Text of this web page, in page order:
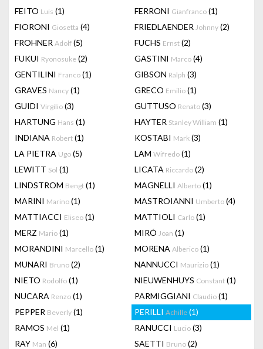
FEITO Luis (1) FERRONI Gianfranco (1)
FIORONI Giosetta (4) FRIEDLAENDER Johnny (2)
FROHNER Adolf (5) FUCHS Ernst (2)
FUKUI Ryonosuke (2) GASTINI Marco (4)
GENTILINI Franco (1) GIBSON Ralph (3)
GRAVES Nancy (1) GRECO Emilio (1)
GUIDI Virgilio (3) GUTTUSO Renato (3)
HARTUNG Hans (1) HAYTER Stanley William (1)
INDIANA Robert (1) KOSTABI Mark (3)
LA PIETRA Ugo (5) LAM Wifredo (1)
LEWITT Sol (1) LICATA Riccardo (2)
LINDSTROM Bengt (1) MAGNELLI Alberto (1)
MARINI Marino (1) MASTROIANNI Umberto (4)
MATTIACCI Eliseo (1) MATTIOLI Carlo (1)
MERZ Mario (1) MIRÓ Joan (1)
MORANDINI Marcello (1) MORENA Alberico (1)
MUNARI Bruno (2) NANNUCCI Maurizio (1)
NIETO Rodolfo (1) NIEUWENHUYS Constant (1)
NUCARA Renzo (1) PARMIGGIANI Claudio (1)
PEPPER Beverly (1) PERILLI Achille (1)
RAMOS Mel (1) RANUCCI Lucio (3)
RAY Man (6) SAETTI Bruno (2)